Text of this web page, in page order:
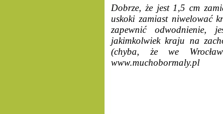
Dobrze, że jest 1,5 cm
uskoki zamiast niwelować
zapewnić odwodnienie,
jakimkolwiek kraju na
(chyba, że we
www.muchobormaly.pl